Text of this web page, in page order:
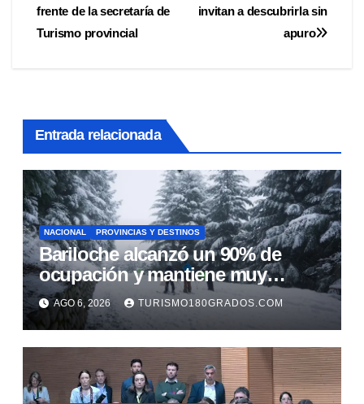
entradas
invitan a descubrirla sin
apuro
frente de la secretaría de
Turismo provincial
Entrada relacionada
NACIONAL PROVINCIAS Y DESTINOS
Bariloche alcanzó un 90% de
ocupación y mantiene muy
buenas expectativas para agosto
AGO 6, 2026 TURISMO180GRADOS.COM